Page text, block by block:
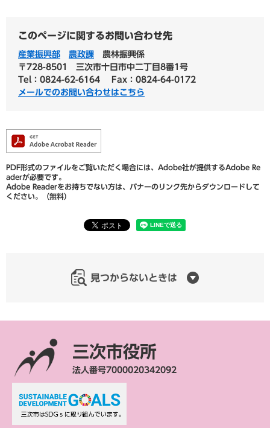
このページに関するお問い合わせ先
産業振興部 農政課
農林振興係
〒728-8501
三次市十日市中二丁目8番1号
Tel：0824-62-6164
Fax：0824-64-0172
メールでのお問い合わせはこちら
PDF形式のファイルをご覧いただく場合には、Adobe社が提供するAdobe Re
aderが必要です。
Adobe Readerをお持ちでない方は、バナーのリンク先からダウンロードして
ください。（無料）
見つからないときは
三次市役所
法人番号7000020342092